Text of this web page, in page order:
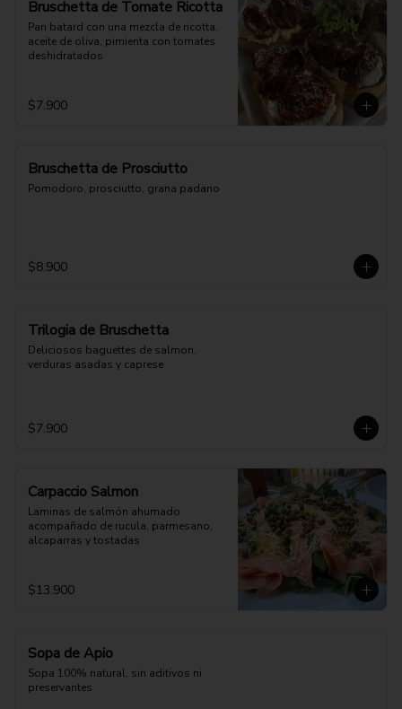
Bruschetta de Tomate Ricotta
Pan batard con una mezcla de ricotta,
aceite de oliva, pimienta con tomates
deshidratados
$7.900
Bruschetta de Prosciutto
Pomodoro, prosciutto, grana padano
$8.900
Trilogia de Bruschetta
Deliciosos baguettes de salmon,
verduras asadas y caprese
$7.900
Carpaccio Salmon
Laminas de salmón ahumado
acompañado de rucula, parmesano,
alcaparras y tostadas
$13.900
Sopa de Apio
Sopa 100% natural, sin aditivos ni
preservantes